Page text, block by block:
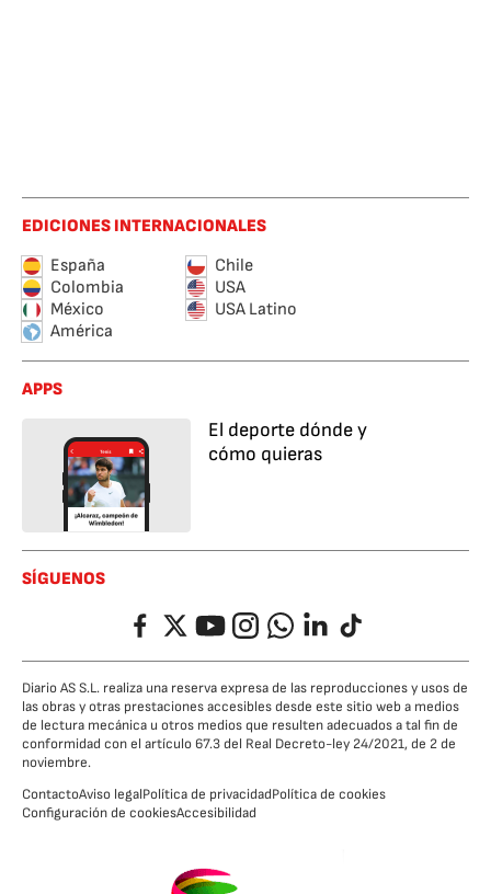
EDICIONES INTERNACIONALES
España
Chile
Colombia
USA
México
USA Latino
América
APPS
El deporte dónde y
cómo quieras
SÍGUENOS
FacebookTwitterYouTubeInstagramWhatsappLinkedIn
TikTok
Diario AS S.L. realiza una reserva expresa de las reproducciones y usos de
las obras y otras prestaciones accesibles desde este sitio web a medios
de lectura mecánica u otros medios que resulten adecuados a tal fin de
conformidad con el artículo 67.3 del Real Decreto-ley 24/2021, de 2 de
noviembre.
ContactoAviso legalPolítica de privacidadPolítica de cookies
Configuración de cookiesAccesibilidad